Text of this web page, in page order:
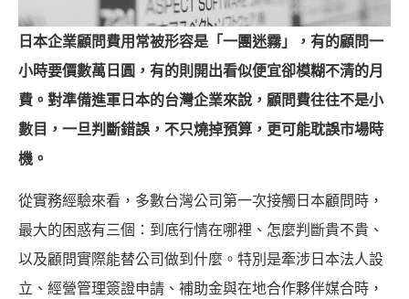
日本企業顧問費用常被形容是「一團迷霧」，有的顧問一
小時要價數萬日圓，有的則開出看似便宜卻模糊不清的月
費。對準備進軍日本的台灣企業來說，顧問費往往不是小
數目，一旦判斷錯誤，不只燒掉預算，更可能耽誤市場時
機。
從實務經驗來看，多數台灣公司第一次接觸日本顧問時，
最大的困惑有三個：到底行情在哪裡、怎麼判斷貴不貴、
以及顧問實際能替公司做到什麼。特別是牽涉日本法人設
立、經營管理簽證申請、補助金與在地合作夥伴媒合時，